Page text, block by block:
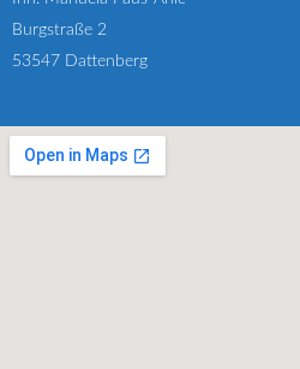
Burgstraße 2
53547 Dattenberg